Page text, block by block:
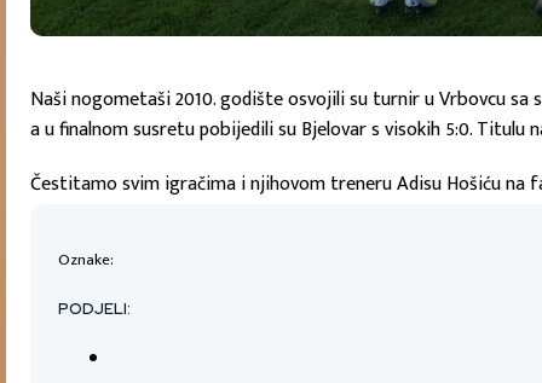
Naši nogometaši 2010. godište osvojili su turnir u Vrbovcu
a u finalnom susretu pobijedili su Bjelovar s visokih 5:0. Titulu
Čestitamo svim igračima i njihovom treneru Adisu Hošiću
Oznake:
PODJELI: